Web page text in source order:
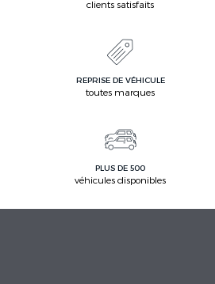
clients satisfaits
REPRISE DE VÉHICULE
toutes marques
PLUS DE 500
véhicules disponibles